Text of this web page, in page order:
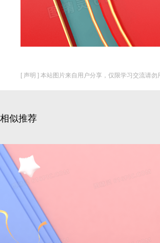
[ 声明 ] 本站图片来自用户分享，仅限学习交流请
相似推荐